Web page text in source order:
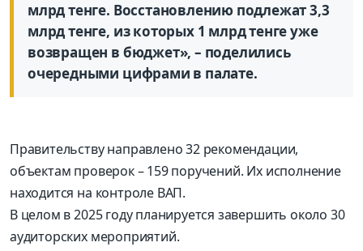
млрд тенге. Восстановлению подлежат 3,3
млрд тенге, из которых 1 млрд тенге уже
возвращен в бюджет», – поделились
очередными цифрами в палате.
Правительству направлено 32 рекомендации,
объектам проверок – 159 поручений. Их исполнение
находится на контроле ВАП.
В целом в 2025 году планируется завершить около 30
аудиторских мероприятий.